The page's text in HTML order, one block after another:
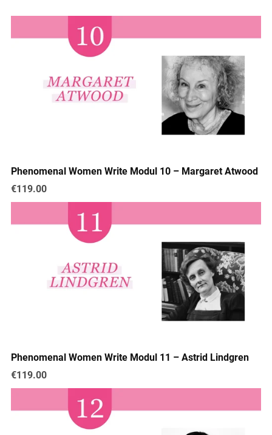
Phenomenal Women Write Modul 10 – Margaret Atwood
€119.00
Phenomenal Women Write Modul 11 – Astrid Lindgren
€119.00